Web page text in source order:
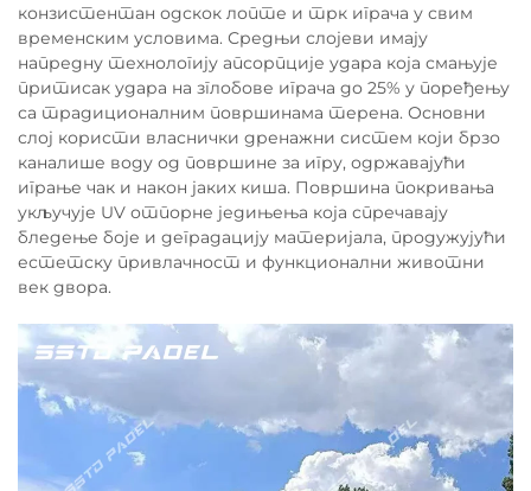
конзистентан одскок лопте и трк играча у свим
временским условима. Средњи слојеви имају
напредну технологију апсорпције удара која смањује
притисак удара на зглобове играча до 25% у поређењу
са традиционалним површинама терена. Основни
слој користи власнички дренажни систем који брзо
каналише воду од површине за игру, одржавајући
играње чак и након јаких киша. Површина покривања
укључује UV отпорне једињења која спречавају
бледење боје и деградацију материјала, продужујући
естетску привлачност и функционални животни
век двора.